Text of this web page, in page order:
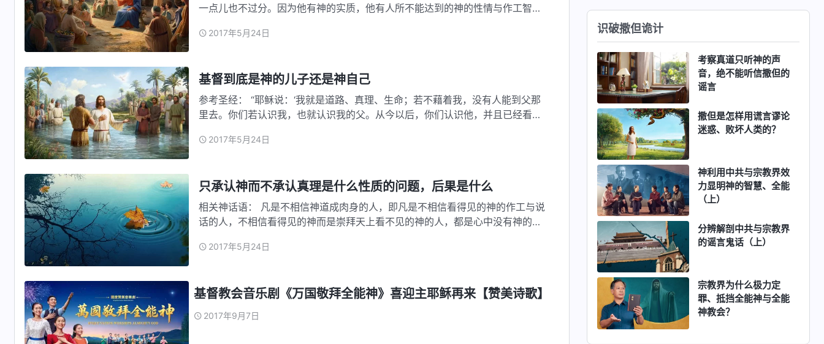
一点儿也不过分。因为他有神的实质，他有人所不能达到的神的性情与作工智
是神在地上的彰显，而是神在地上开展工作完成他在人中间作工的特有的肉身。
2017年5月24日
基督到底是神的儿子还是神自己
参考圣经： “耶稣说：‘我就是道路、真理、生命；若不藉着我，没有人能到父那
里去。你们若认识我，也就认识我的父。从今以后，你们认识他，并且已经看见
与你们同在这样长久，你还不认识我吗？人看见了我，就是看见了父，你怎么说
2017年5月24日
只承认神而不承认真理是什么性质的问题，后果是什么
相关神话语： 凡是不相信神道成肉身的人，即凡是不相信看得见的神的作工与说
话的人，不相信看得见的神而是崇拜天上看不见的神的人，都是心中没有神的
理。对于这些人来说，看得见、摸得着的神更不可信，而看不见、摸不着的神才
2017年5月24日
基督教会音乐剧《万国敬拜全能神》喜迎主耶稣再来【赞美诗歌】
2017年9月7日
识破撒但诡计
考察真道只听神的声
音，绝不能听信撒但的
谣言
撒但是怎样用谎言谬论
迷惑、败坏人类的？
神利用中共与宗教界效
力显明神的智慧、全能
（上）
分辨解剖中共与宗教界
的谣言鬼话（上）
宗教界为什么极力定
罪、抵挡全能神与全能
神教会？